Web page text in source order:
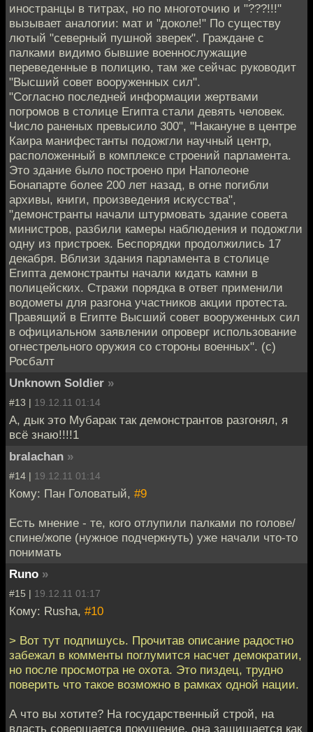
иностранцы в титрах, но по многоточию и "???!!!"
вызывает аналогии: мат и "доколе!" По существу
лютый "северный пушной зверек". Граждане с
палками видимо бывшие военнослужащие
переведенные в полицию, там же сейчас руководит
"Высший совет вооруженных сил".
"Согласно последней информации жертвами
погромов в столице Египта стали девять человек.
Число раненых превысило 300", "Накануне в центре
Каира манифестанты подожгли научный центр,
расположенный в комплексе строений парламента.
Это здание было построено при Наполеоне
Бонапарте более 200 лет назад, в огне погибли
архивы, книги, произведения искусства",
"демонстранты начали штурмовать здание совета
министров, разбили камеры наблюдения и подожгли
одну из пристроек. Беспорядки продолжились 17
декабря. Вблизи здания парламента в столице
Египта демонстранты начали кидать камни в
полицейских. Стражи порядка в ответ применили
водометы для разгона участников акции протеста.
Правящий в Египте Высший совет вооруженных сил
в официальном заявлении опроверг использование
огнестрельного оружия со стороны военных". (с)
Росбалт
Unknown Soldier »
#13 | 19.12.11 01:14
А, дык это Мубарак так демонстрантов разгонял, я
всё знаю!!!!1
bralachan »
#14 | 19.12.11 01:14
Кому: Пан Головатый, #9
Есть мнение - те, кого отлупили палками по голове/
спине/жопе (нужное подчеркнуть) уже начали что-то
понимать
Runo »
#15 | 19.12.11 01:17
Кому: Rusha, #10
> Вот тут подпишусь. Прочитав описание радостно
забежал в комменты поглумится насчет демократии,
но после просмотра не охота. Это пиздец, трудно
поверить что такое возможно в рамках одной нации.
А что вы хотите? На государственный строй, на
власть совершается покушение, она защищается как